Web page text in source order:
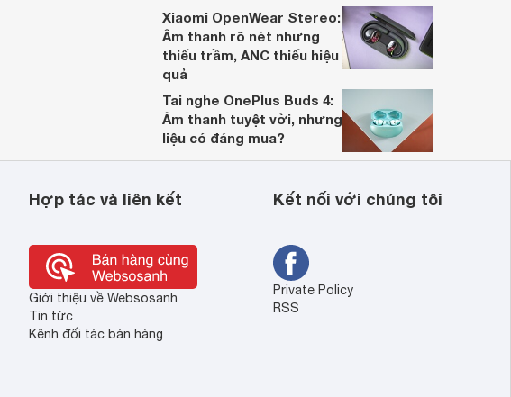
Xiaomi OpenWear Stereo:
Âm thanh rõ nét nhưng
thiếu trầm, ANC thiếu hiệu
quả
Tai nghe OnePlus Buds 4:
Âm thanh tuyệt vời, nhưng
liệu có đáng mua?
Hợp tác và liên kết
Giới thiệu về Websosanh
Tin tức
Kênh đối tác bán hàng
Kết nối với chúng tôi
Private Policy
RSS